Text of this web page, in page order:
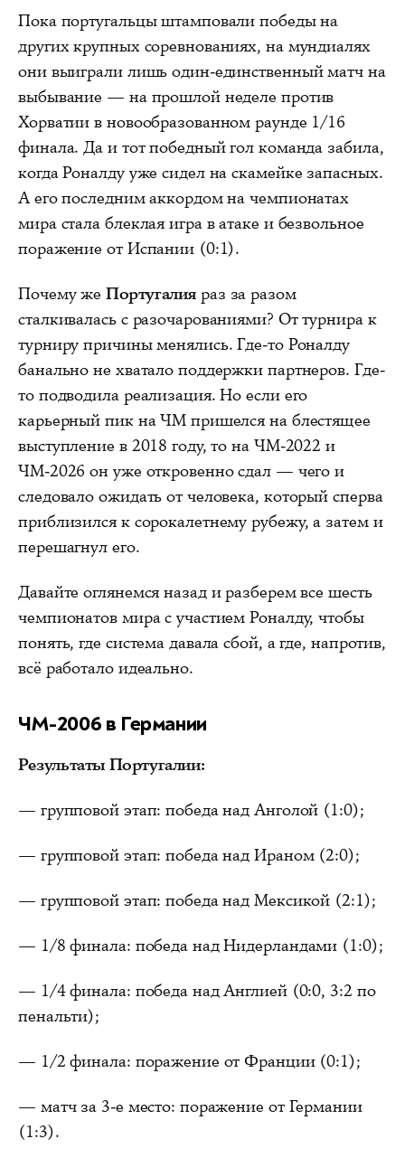
Пока португальцы штамповали победы на
других крупных соревнованиях, на мундиалях
они выиграли лишь один-единственный матч на
выбывание — на прошлой неделе против
Хорватии в новообразованном раунде 1/16
финала. Да и тот победный гол команда забила,
когда Роналду уже сидел на скамейке запасных.
А его последним аккордом на чемпионатах
мира стала блеклая игра в атаке и безвольное
поражение от Испании (0:1).
Почему же Португалия раз за разом
сталкивалась с разочарованиями? От турнира к
турниру причины менялись. Где-то Роналду
банально не хватало поддержки партнеров. Где-
то подводила реализация. Но если его
карьерный пик на ЧМ пришелся на блестящее
выступление в 2018 году, то на ЧМ-2022 и
ЧМ-2026 он уже откровенно сдал — чего и
следовало ожидать от человека, который сперва
приблизился к сорокалетнему рубежу, а затем и
перешагнул его.
Давайте оглянемся назад и разберем все шесть
чемпионатов мира с участием Роналду, чтобы
понять, где система давала сбой, а где, напротив,
всё работало идеально.
ЧМ-2006 в Германии
Результаты Португалии:
— групповой этап: победа над Анголой (1:0);
— групповой этап: победа над Ираном (2:0);
— групповой этап: победа над Мексикой (2:1);
— 1/8 финала: победа над Нидерландами (1:0);
— 1/4 финала: победа над Англией (0:0, 3:2 по
пенальти);
— 1/2 финала: поражение от Франции (0:1);
— матч за 3-е место: поражение от Германии
(1:3).